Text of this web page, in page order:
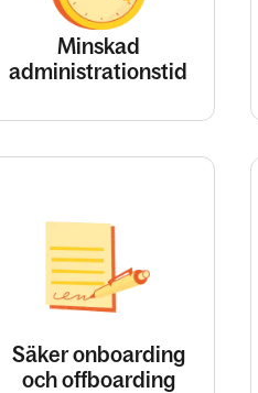
Minskad
administrationstid
Säker onboarding
och offboarding